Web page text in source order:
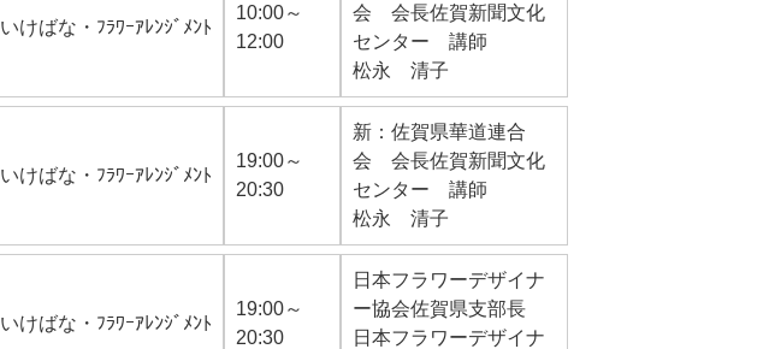
いけばな・ﾌﾗﾜｰｱﾚﾝｼﾞﾒﾝﾄ
10:00～
12:00
会 会長佐賀新聞文化
センター 講師
松永 清子
いけばな・ﾌﾗﾜｰｱﾚﾝｼﾞﾒﾝﾄ
19:00～
20:30
新：佐賀県華道連合
会 会長佐賀新聞文化
センター 講師
松永 清子
いけばな・ﾌﾗﾜｰｱﾚﾝｼﾞﾒﾝﾄ
19:00～
20:30
日本フラワーデザイナ
ー協会佐賀県支部長
日本フラワーデザイナ